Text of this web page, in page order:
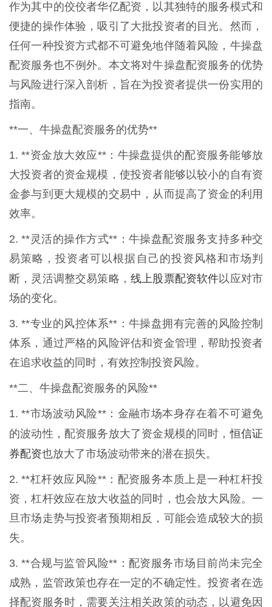
作为其中的佼佼者华亿配资，以其独特的服务模式和
便捷的操作体验，吸引了大批投资者的目光。然而，
任何一种投资方式都不可避免地伴随着风险，牛操盘
配资服务也不例外。本文将对牛操盘配资服务的优势
与风险进行深入剖析，旨在为投资者提供一份实用的
指南。
**一、牛操盘配资服务的优势**
1. **资金放大效应**：牛操盘提供的配资服务能够放
大投资者的资金规模，使投资者能够以较小的自有资
金参与到更大规模的交易中，从而提高了资金的利用
效率。
2. **灵活的操作方式**：牛操盘配资服务支持多种交
易策略，投资者可以根据自己的投资风格和市场判
断，灵活调整交易策略， 线上股票配资软件以应对市
场的变化。
3. **专业的风控体系**：牛操盘拥有完善的风险控制
体系，通过严格的风险评估和资金管理，帮助投资者
在追求收益的同时，有效控制投资风险。
**二、牛操盘配资服务的风险**
1. **市场波动风险**：金融市场本身存在着不可避免
的波动性，配资服务放大了资金规模的同时，恒信证
券配资也放大了市场波动带来的潜在损失。
2. **杠杆效应风险**：配资服务本质上是一种杠杆投
资，杠杆效应在放大收益的同时，也会放大风险。一
旦市场走势与投资者预期相反，可能会造成较大的损
失。
3. **合规与监管风险**：配资服务市场目前尚未完全
成熟，监管政策也存在一定的不确定性。投资者在选
择配资服务时，需要关注相关政策的动态，以避免因